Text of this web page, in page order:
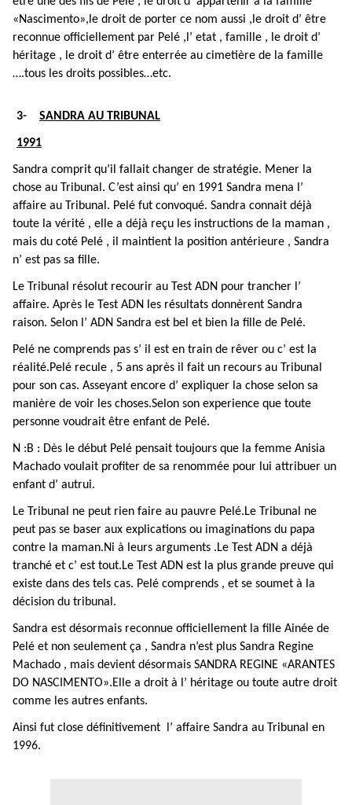
«Nascimento»,le droit de porter ce nom aussi ,le droit d’ être
reconnue officiellement par Pelé ,l’ etat , famille , le droit d’
héritage , le droit d’ être enterrée au cimetière de la famille
….tous les droits possibles…etc.
3- SANDRA AU TRIBUNAL
1991
Sandra comprit qu’il fallait changer de stratégie. Mener la
chose au Tribunal. C’est ainsi qu’ en 1991 Sandra mena l’
affaire au Tribunal. Pelé fut convoqué. Sandra connait déjà
toute la vérité , elle a déjà reçu les instructions de la maman ,
mais du coté Pelé , il maintient la position antérieure , Sandra
n’ est pas sa fille.
Le Tribunal résolut recourir au Test ADN pour trancher l’
affaire. Après le Test ADN les résultats donnèrent Sandra
raison. Selon l’ ADN Sandra est bel et bien la fille de Pelé.
Pelé ne comprends pas s’ il est en train de rêver ou c’ est la
réalité.Pelé recule , 5 ans après il fait un recours au Tribunal
pour son cas. Asseyant encore d’ expliquer la chose selon sa
manière de voir les choses.Selon son experience que toute
personne voudrait être enfant de Pelé.
N :B : Dès le début Pelé pensait toujours que la femme Anisia
Machado voulait profiter de sa renommée pour lui attribuer un
enfant d’ autrui.
Le Tribunal ne peut rien faire au pauvre Pelé.Le Tribunal ne
peut pas se baser aux explications ou imaginations du papa
contre la maman.Ni à leurs arguments .Le Test ADN a déjà
tranché et c’ est tout.Le Test ADN est la plus grande preuve qui
existe dans des tels cas. Pelé comprends , et se soumet à la
décision du tribunal.
Sandra est désormais reconnue officiellement la fille Ainée de
Pelé et non seulement ça , Sandra n’est plus Sandra Regine
Machado , mais devient désormais SANDRA REGINE «ARANTES
DO NASCIMENTO».Elle a droit à l’ héritage ou toute autre droit
comme les autres enfants.
Ainsi fut close définitivement l’ affaire Sandra au Tribunal en
1996.